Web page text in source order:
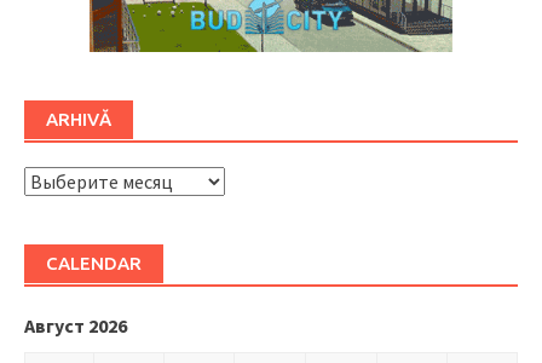
ARHIVĂ
ARHIVĂ
CALENDAR
Август 2026